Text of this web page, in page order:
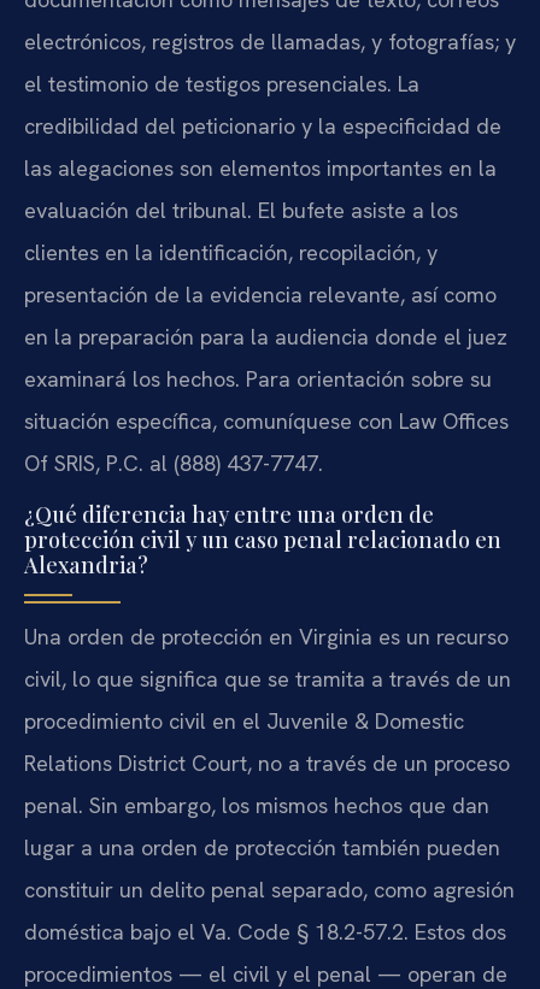
electrónicos, registros de llamadas, y fotografías; y
el testimonio de testigos presenciales. La
credibilidad del peticionario y la especificidad de
las alegaciones son elementos importantes en la
evaluación del tribunal. El bufete asiste a los
clientes en la identificación, recopilación, y
presentación de la evidencia relevante, así como
en la preparación para la audiencia donde el juez
examinará los hechos. Para orientación sobre su
situación específica, comuníquese con Law Offices
Of SRIS, P.C. al (888) 437-7747.
¿Qué diferencia hay entre una orden de
protección civil y un caso penal relacionado en
Alexandria?
Una orden de protección en Virginia es un recurso
civil, lo que significa que se tramita a través de un
procedimiento civil en el Juvenile & Domestic
Relations District Court, no a través de un proceso
penal. Sin embargo, los mismos hechos que dan
lugar a una orden de protección también pueden
constituir un delito penal separado, como agresión
doméstica bajo el Va. Code § 18.2-57.2. Estos dos
procedimientos — el civil y el penal — operan de